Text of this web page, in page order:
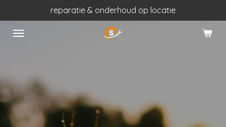
direct
naar
reparatie & onderhoud op locatie